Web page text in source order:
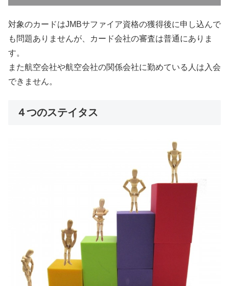
対象のカードはJMBサファイア資格の獲得後に申し込んで
も問題ありませんが、カード会社の審査は普通にありま
す。
また航空会社や航空会社の関係会社に勤めている人は入会
できません。
４つのステイタス